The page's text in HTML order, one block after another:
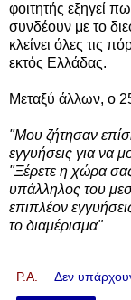
φοιτητής εξηγεί
συνδέουν με το
κλείνει όλες τις
εκτός Ελλάδας.
Μεταξύ άλλων, ο
"Μου ζήτησαν
εγγυήσεις για να
"Ξέρετε η χώρα
υπάλληλος του
επιπλέον
το διαμέρισμα"
P.A. Δεν